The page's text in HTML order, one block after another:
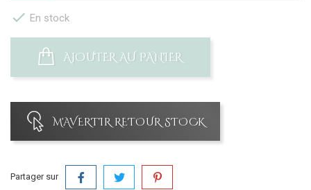
 En stock
AJOUTER AU PANIER
M'AVERTIR RETOUR STOCK
Partager sur